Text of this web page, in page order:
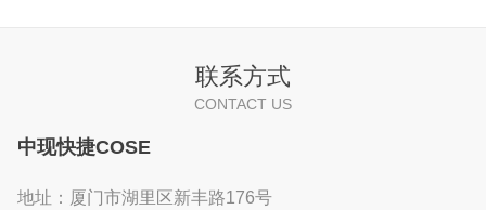
联系方式
CONTACT US
中现快捷COSE
地址：厦门市湖里区新丰路176号